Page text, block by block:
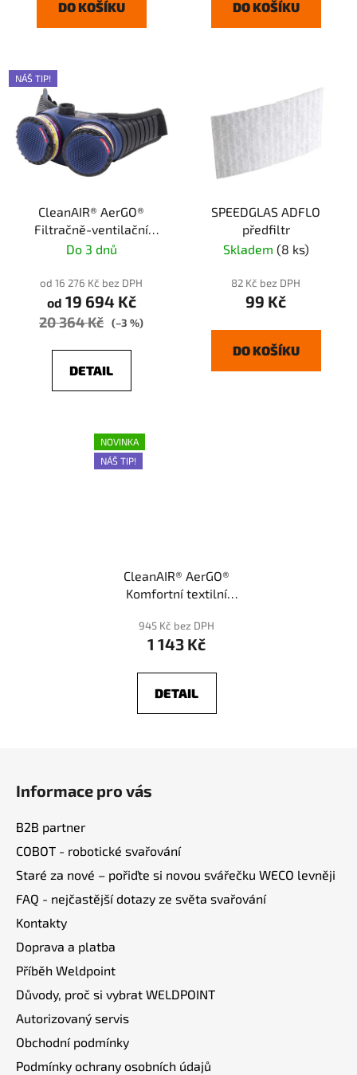
DO KOŠÍKU DO KOŠÍKU
NÁŠ TIP!
CleanAIR® AerGO®
Filtračně-ventilační
jednotka Heavy Duty
Do 3 dnů
od 16 276 Kč bez DPH
od 19 694 Kč
20 364 Kč (–3 %)
DETAIL
SPEEDGLAS ADFLO
předfiltr
Skladem (8 ks)
82 Kč bez DPH
99 Kč
DO KOŠÍKU
NOVINKA
NÁŠ TIP!
CleanAIR® AerGO®
Komfortní textilní
945 Kč bez DPH
1 143 Kč
DETAIL
Informace pro vás
B2B partner
COBOT - robotické svařování
Staré za nové – pořiďte si novou svářečku WECO levněji
FAQ - nejčastější dotazy ze světa svařování
Kontakty
Doprava a platba
Příběh Weldpoint
Důvody, proč si vybrat WELDPOINT
Autorizovaný servis
Obchodní podmínky
Podmínky ochrany osobních údajů